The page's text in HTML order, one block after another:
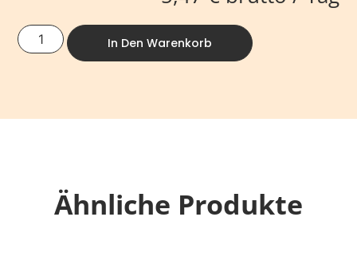
In Den Warenkorb
Ähnliche Produkte